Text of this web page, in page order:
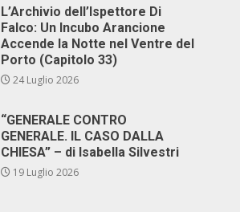
L’Archivio dell’Ispettore Di
Falco: Un Incubo Arancione
Accende la Notte nel Ventre del
Porto (Capitolo 33)
24 Luglio 2026
“GENERALE CONTRO
GENERALE. IL CASO DALLA
CHIESA” – di Isabella Silvestri
19 Luglio 2026